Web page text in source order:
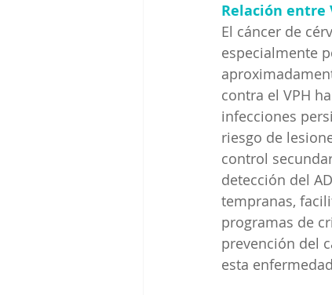
Relación entre
El cáncer de
especialmente
contra el VPH
infecciones
riesgo de
control
detección del
tempranas,
programas de
prevención del
esta